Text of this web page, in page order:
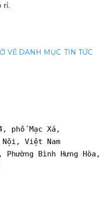
rỉ.
VỀ DANH MỤC TIN TỨC
phố Mạc Xá,
Nội, Việt Nam
Bình Hưng